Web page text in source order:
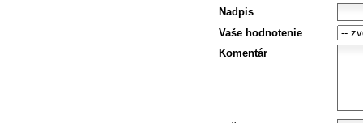
Nadpis
Vaše hodnotenie
Komentár